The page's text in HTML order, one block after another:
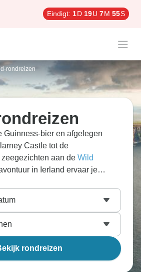
Eindigt: 1D 19U 7M 53S
rondreizen
Guinness-bier en afgelegen
Castle tot de
aan de Wild
in Ierland ervaar je
ten volle. Ga op in de livemuziek
Galway, ervaar de
natuur op de Cliffs of Moher of ga
National Park. Reis naar
de eilanden van Great Skellig, of
aan de Giant's Causeway
legendes van het groene eiland.
rondreizen